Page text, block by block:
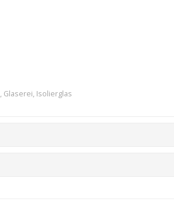
, Glaserei, Isolierglas